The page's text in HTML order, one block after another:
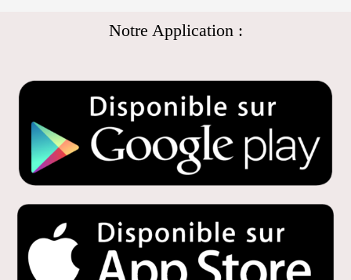
Notre Application :